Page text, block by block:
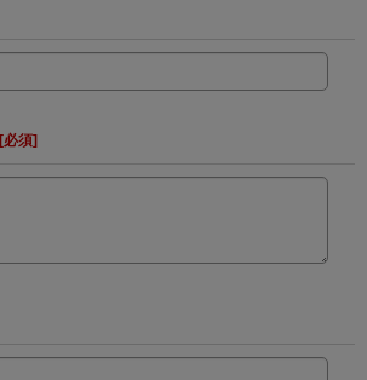
[必須]